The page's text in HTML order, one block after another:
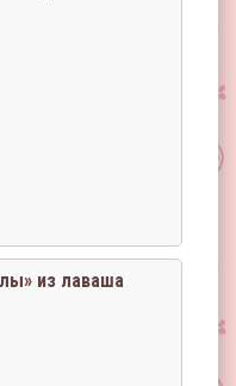
из лаваша